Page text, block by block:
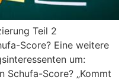
Teil 2
Score? Eine weitere
um:
Schufa-Score? „Kommt